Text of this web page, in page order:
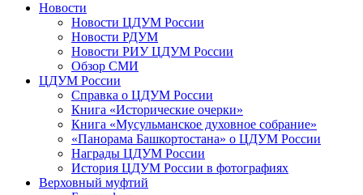
Новости
Новости ЦДУМ России
Новости РДУМ
Новости РИУ ЦДУМ России
Обзор СМИ
ЦДУМ России
Справка о ЦДУМ России
Книга «Исторические очерки»
Книга «Мусульманское духовное собрание»
«Панорама Башкортостана» о ЦДУМ России
Награды ЦДУМ России
История ЦДУМ России в фотографиях
Верховный муфтий